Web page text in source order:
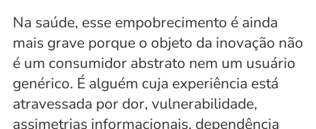
Na saúde, esse empobrecimento é ainda
mais grave porque o objeto da inovação não
é um consumidor abstrato nem um usuário
genérico. É alguém cuja experiência está
atravessada por dor, vulnerabilidade,
assimetrias informacionais, dependência